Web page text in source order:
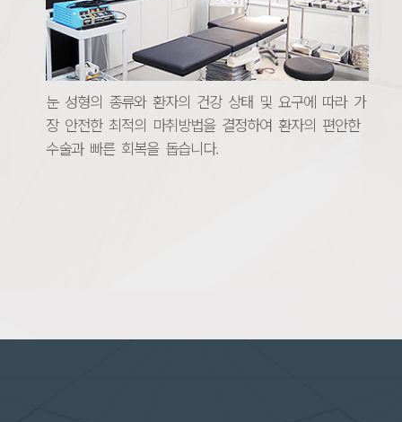
눈 성형의 종류와 환자의 건강 상태 및 요구에 따라 가
장 안전한 최적의 마취방법을 결정하여 환자의 편안한
수술과 빠른 회복을 돕습니다.